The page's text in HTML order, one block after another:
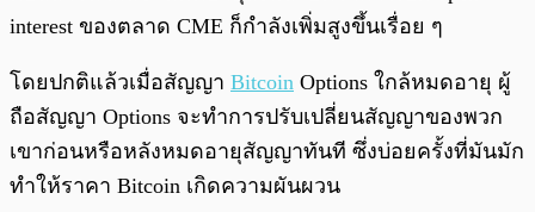
interest ของตลาด CME ก็กำลังเพิ่มสูงขึ้นเรื่อย ๆ
โดยปกติแล้วเมื่อสัญญา Bitcoin Options ใกล้หมดอายุ ผู้
ถือสัญญา Options จะทำการปรับเปลี่ยนสัญญาของพวก
เขาก่อนหรือหลังหมดอายุสัญญาทันที ซึ่งบ่อยครั้งที่มันมัก
ทำให้ราคา Bitcoin เกิดความผันผวน